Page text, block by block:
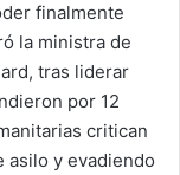
finalmente
la ministra de
tras liderar
por 12
critican
asilo y evadiendo